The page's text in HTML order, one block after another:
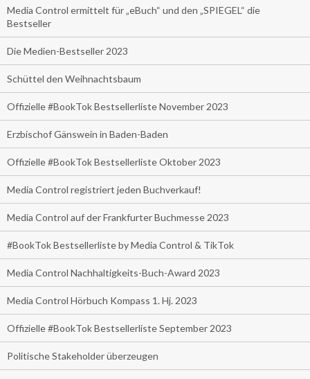
Media Control ermittelt für „eBuch“ und den „SPIEGEL“ die
Bestseller
Die Medien-Bestseller 2023
Schüttel den Weihnachtsbaum
Offizielle #BookTok Bestsellerliste November 2023
Erzbischof Gänswein in Baden-Baden
Offizielle #BookTok Bestsellerliste Oktober 2023
Media Control registriert jeden Buchverkauf!
Media Control auf der Frankfurter Buchmesse 2023
#BookTok Bestsellerliste by Media Control & TikTok
Media Control Nachhaltigkeits-Buch-Award 2023
Media Control Hörbuch Kompass 1. Hj. 2023
Offizielle #BookTok Bestsellerliste September 2023
Politische Stakeholder überzeugen